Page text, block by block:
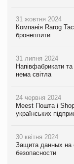
31 жовтня 2024
Компанія Rarog
бронеплити
31 липня 2024
Напівфабрикати
нема світла
24 червня 2024
Meest Пошта і
українських
30 квітня 2024
Защита данных
безопасности